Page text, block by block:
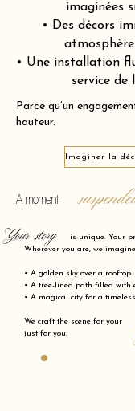
imaginées
• Des décors
• Une installation
service de
Parce qu’un
hauteur.
A moment
is unique. Your
Wherever you are, we
• A golden sky over a rooftop
• A tree-lined path filled with
• A magical city for a
We craft the scene for
just for you.
Your story